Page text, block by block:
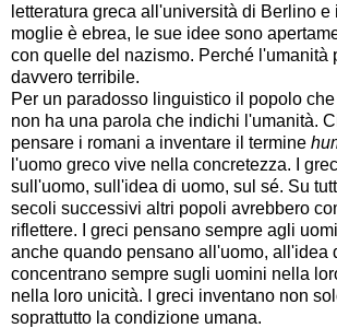
letteratura greca all'università di Berlino e
moglie è ebrea, le sue idee sono
con quelle del nazismo. Perché l'umanità
davvero terribile.
Per un paradosso linguistico il popolo
non ha una parola che indichi l'umanità.
pensare i romani a inventare il termine
l'uomo greco vive nella concretezza. I
sull'uomo, sull'idea di uomo, sul sé. Su
secoli successivi altri popoli avrebbero
riflettere. I greci pensano sempre agli
anche quando pensano all'uomo, all'idea
concentrano sempre sugli uomini nella
nella loro unicità. I greci inventano non
soprattutto la condizione umana.